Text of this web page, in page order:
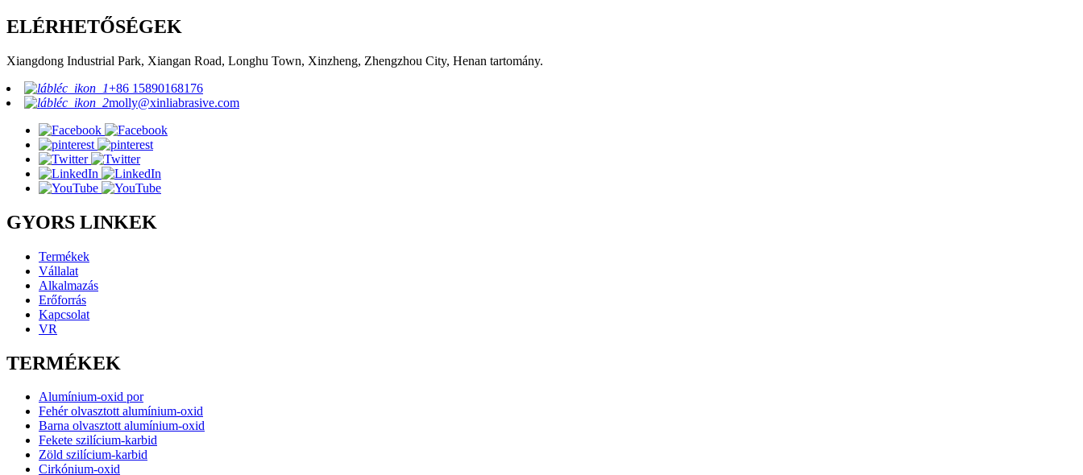
ELÉRHETŐSÉGEK
Xiangdong Industrial Park, Xiangan Road, Longhu Town, Xinzheng, Zhengzhou City, Henan tartomány.
+86 15890168176
molly@xinliabrasive.com
GYORS LINKEK
Termékek
Vállalat
Alkalmazás
Erőforrás
Kapcsolat
VR
TERMÉKEK
Alumínium-oxid por
Fehér olvasztott alumínium-oxid
Barna olvasztott alumínium-oxid
Fekete szilícium-karbid
Zöld szilícium-karbid
Cirkónium-oxid